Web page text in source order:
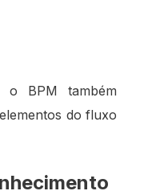
o BPM também
do fluxo